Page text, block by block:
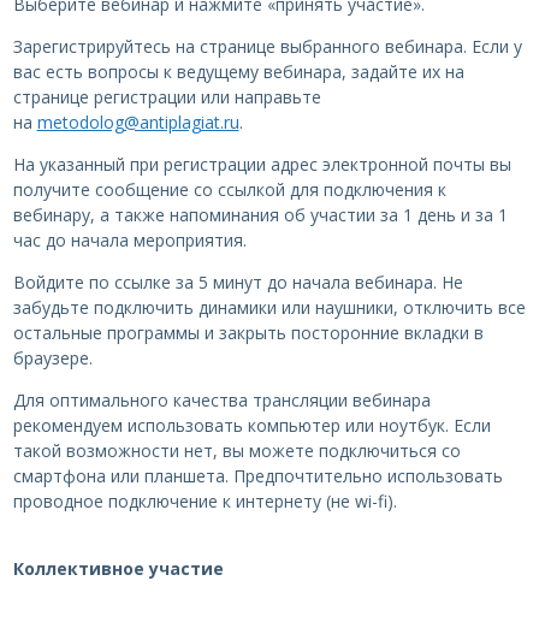
Зарегистрируйтесь на странице выбранного вебинара. Если у
вас есть вопросы к ведущему вебинара, задайте их на
странице регистрации или направьте
на metodolog@antiplagiat.ru.
На указанный при регистрации адрес электронной почты вы
получите сообщение со ссылкой для подключения к
вебинару, а также напоминания об участии за 1 день и за 1
час до начала мероприятия.
Войдите по ссылке за 5 минут до начала вебинара. Не
забудьте подключить динамики или наушники, отключить все
остальные программы и закрыть посторонние вкладки в
браузере.
Для оптимального качества трансляции вебинара
рекомендуем использовать компьютер или ноутбук. Если
такой возможности нет, вы можете подключиться со
смартфона или планшета. Предпочтительно использовать
проводное подключение к интернету (не wi-fi).
Коллективное участие